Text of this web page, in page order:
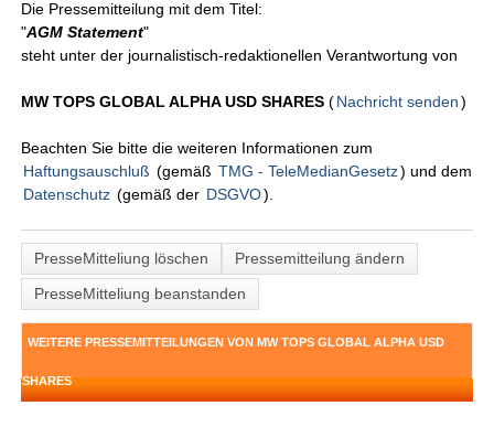
Die Pressemitteilung mit dem Titel:
"AGM Statement"
steht unter der journalistisch-redaktionellen Verantwortung von
MW TOPS GLOBAL ALPHA USD SHARES(Nachricht senden )
Beachten Sie bitte die weiteren Informationen zum
Haftungsauschluß (gemäß TMG - TeleMedianGesetz) und dem
Datenschutz (gemäß der DSGVO).
PresseMitteliung löschen
Pressemitteilung ändern
PresseMitteliung beanstanden
WEITERE PRESSEMITTEILUNGEN VON MW TOPS GLOBAL ALPHA USD
SHARES